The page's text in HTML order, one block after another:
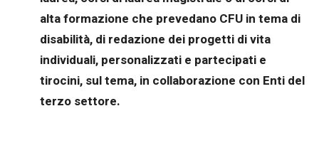
alta formazione che prevedano CFU in tema di
disabilità, di redazione dei progetti di vita
individuali, personalizzati e partecipati e
tirocini, sul tema, in collaborazione con Enti del
terzo settore.